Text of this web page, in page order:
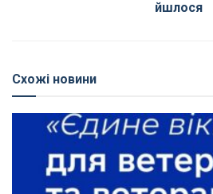
йшлося
Схожі новини